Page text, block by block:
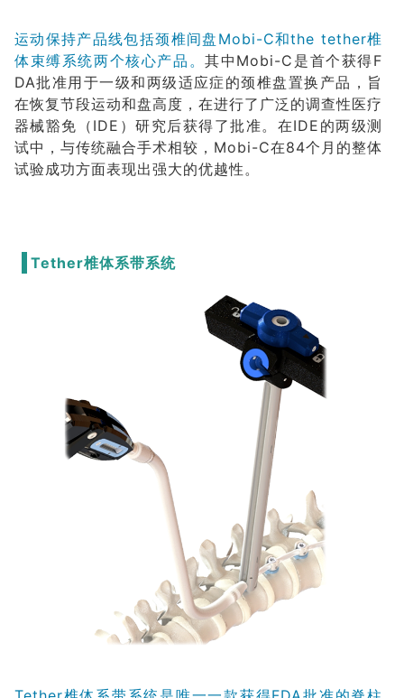
运动保持产品线包括颈椎间盘Mobi-C和the tether椎
体束缚系统两个核心产品。其中Mobi-C是首个获得F
DA批准用于一级和两级适应症的颈椎盘置换产品，旨
在恢复节段运动和盘高度，在进行了广泛的调查性医疗
器械豁免（IDE）研究后获得了批准。在IDE的两级测
试中，与传统融合手术相较，Mobi-C在84个月的整体
试验成功方面表现出强大的优越性。
Tether椎体系带系统